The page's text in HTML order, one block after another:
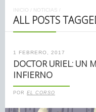
INICIO / NOTICIAS /
ALL POSTS
1 FEBRERO, 2017
DOCTOR URIEL: UN
INFIERNO
POR EL CORSO